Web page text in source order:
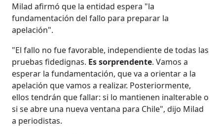
Milad afirmó que la entidad espera "la
fundamentación del fallo para preparar la
apelación".
"El fallo no fue favorable, independiente de todas las
pruebas fidedignas. Es sorprendente. Vamos a
esperar la fundamentación, que va a orientar a la
apelación que vamos a realizar. Posteriormente,
ellos tendrán que fallar: si lo mantienen inalterable o
si se abre una nueva ventana para Chile", dijo Milad
a periodistas.